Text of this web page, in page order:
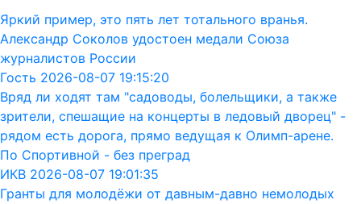
Яркий пример, это пять лет тотального вранья.
Александр Соколов удостоен медали Союза
журналистов России
Гость 2026-08-07 19:15:20
Вряд ли ходят там "садоводы, болельщики, а также
зрители, спешащие на концерты в ледовый дворец" -
рядом есть дорога, прямо ведущая к Олимп-арене.
По Спортивной - без преград
ИКВ 2026-08-07 19:01:35
Гранты для молодёжи от давным-давно немолодых